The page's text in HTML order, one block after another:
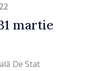
martie
De Stat